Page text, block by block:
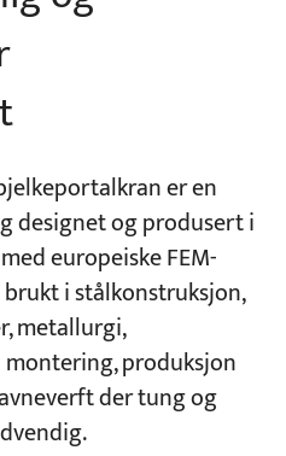
er en
designet og produsert i
europeiske FEM-
i stålkonstruksjon,
metallurgi,
produksjon
der tung og